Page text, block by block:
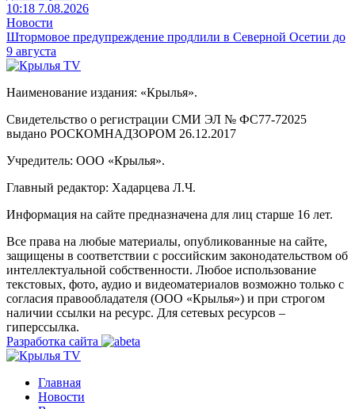
10:18 7.08.2026
Новости
Штормовое предупреждение продлили в Северной Осетии до
9 августа
Наименование издания: «Крылья».
Свидетельство о регистрации СМИ ЭЛ № ФС77-72025
выдано РОСКОМНАДЗОРОМ 26.12.2017
Учредитель: ООО «Крылья».
Главный редактор: Хадарцева Л.Ч.
Информация на сайте предназначена для лиц старше 16 лет.
Все права на любые материалы, опубликованные на сайте,
защищены в соответствии с российским законодательством об
интеллектуальной собственности. Любое использование
текстовых, фото, аудио и видеоматериалов возможно только с
согласия правообладателя (ООО «Крылья») и при строгом
наличии ссылки на ресурс. Для сетевых ресурсов –
гиперссылка.
Разработка сайта
Главная
Новости